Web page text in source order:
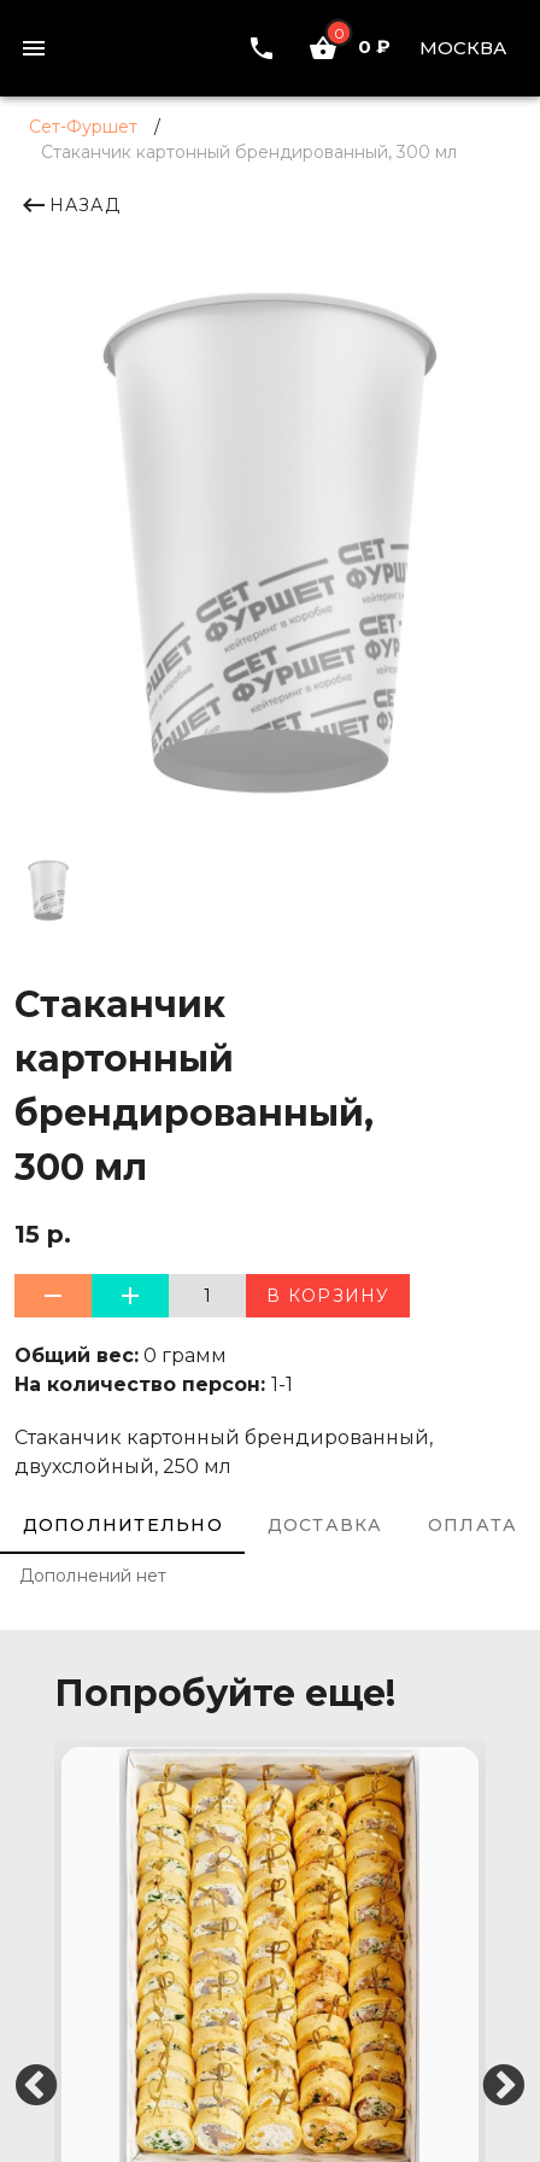
0
0 ₽ МОСКВА
Сет-Фуршет
/
Стаканчик картонный брендированный, 300 мл
НАЗАД
Стаканчик
картонный
брендированный,
300 мл
15 р.
1 В КОРЗИНУ
Общий вес: 0 грамм
На количество персон: 1-1
Стаканчик картонный брендированный,
двухслойный, 250 мл
ДОПОЛНИТЕЛЬНО ДОСТАВКА ОПЛАТА
Дополнений нет
Попробуйте еще!